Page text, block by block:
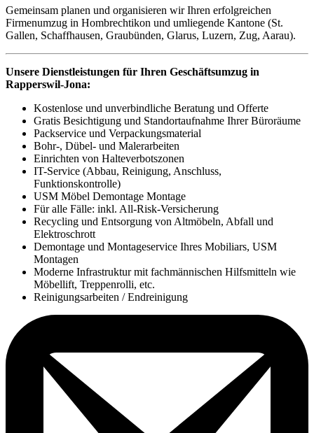
Gemeinsam planen und organisieren wir Ihren erfolgreichen
Firmenumzug in Hombrechtikon und umliegende Kantone (St.
Gallen, Schaffhausen, Graubünden, Glarus, Luzern, Zug, Aarau).
Unsere Dienstleistungen für Ihren Geschäftsumzug in
Rapperswil-Jona:
Kostenlose und unverbindliche Beratung und Offerte
Gratis Besichtigung und Standortaufnahme Ihrer Büroräume
Packservice und Verpackungsmaterial
Bohr-, Dübel- und Malerarbeiten
Einrichten von Halteverbotszonen
IT-Service (Abbau, Reinigung, Anschluss,
Funktionskontrolle)
USM Möbel Demontage Montage
Für alle Fälle: inkl. All-Risk-Versicherung
Recycling und Entsorgung von Altmöbeln, Abfall und
Elektroschrott
Demontage und Montageservice Ihres Mobiliars, USM
Montagen
Moderne Infrastruktur mit fachmännischen Hilfsmitteln wie
Möbellift, Treppenrolli, etc.
Reinigungsarbeiten / Endreinigung